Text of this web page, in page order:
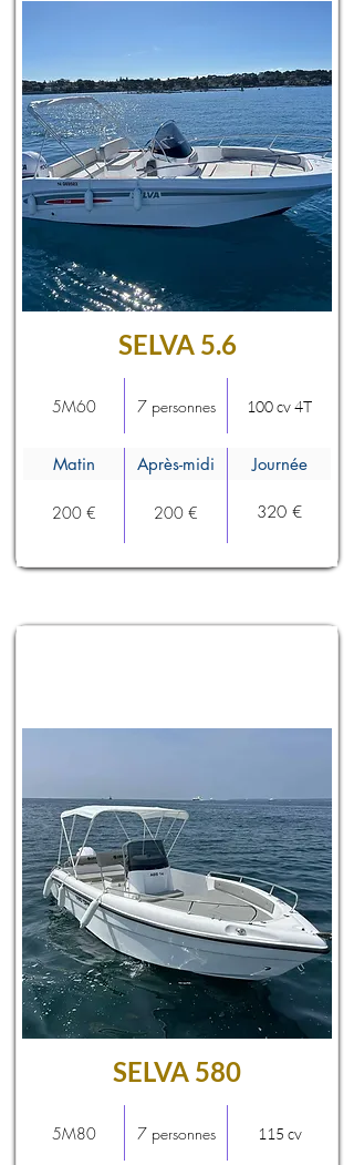
SELVA 5.6
5M60 7 personnes 100 cv 4T
Matin Après-midi Journée
200 € 200 € 320 €
SELVA 580
5M80 7 personnes 115 cv